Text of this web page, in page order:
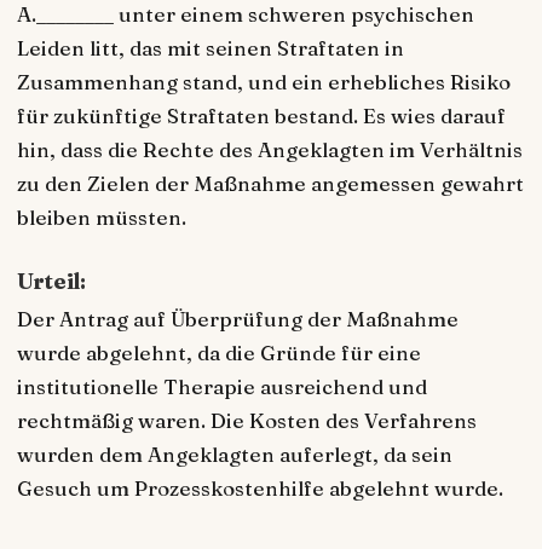
A.________ unter einem schweren psychischen
Leiden litt, das mit seinen Straftaten in
Zusammenhang stand, und ein erhebliches Risiko
für zukünftige Straftaten bestand. Es wies darauf
hin, dass die Rechte des Angeklagten im Verhältnis
zu den Zielen der Maßnahme angemessen gewahrt
bleiben müssten.
Urteil:
Der Antrag auf Überprüfung der Maßnahme
wurde abgelehnt, da die Gründe für eine
institutionelle Therapie ausreichend und
rechtmäßig waren. Die Kosten des Verfahrens
wurden dem Angeklagten auferlegt, da sein
Gesuch um Prozesskostenhilfe abgelehnt wurde.